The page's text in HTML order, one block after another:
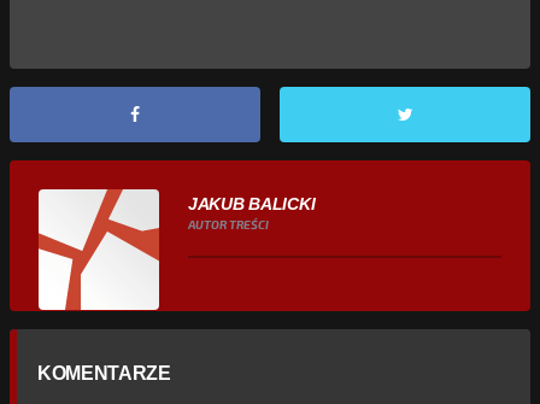
JAKUB BALICKI
AUTOR TREŚCI
KOMENTARZE